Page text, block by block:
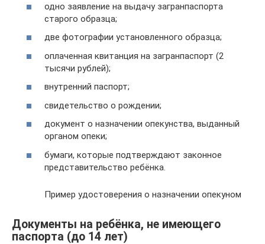
одно заявление на выдачу загранпаспорта
старого образца;
две фотографии установленного образца;
оплаченная квитанция на загранпаспорт (2
тысячи рублей);
внутренний паспорт;
свидетельство о рождении;
документ о назначении опекунства, выданный
органом опеки;
бумаги, которые подтверждают законное
представительство ребёнка.
Пример удостоверения о назначении опекуном
Документы на ребёнка, не имеющего
паспорта (до 14 лет)